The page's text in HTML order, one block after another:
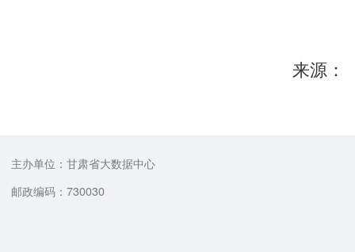
来源：
主办单位：甘肃省大数据中心
邮政编码：730030